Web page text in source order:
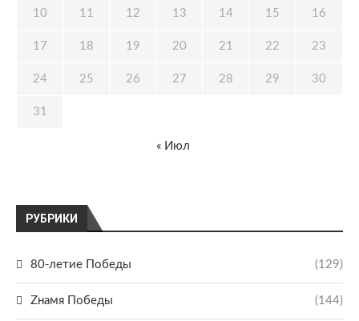
РУБРИКИ
80-летие Победы (129)
Zнамя Победы (144)
10 11 12 13 14 15 16
17 18 19 20 21 22 23
24 25 26 27 28 29 30
31
« Июл